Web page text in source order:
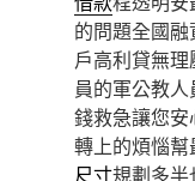
的問題全國
戶高利貸無
員的軍公教
錢救急讓您
轉上的煩惱
尺寸規劃多